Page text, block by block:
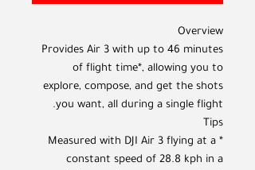
Overview
Provides Air 3 with up to 46 minutes
of flight time*, allowing you to
explore, compose, and get the shots
you want, all during a single flight.
Tips
* Measured with DJI Air 3 flying at a
constant speed of 28.8 kph in a